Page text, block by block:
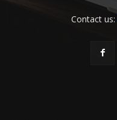
Contact us: